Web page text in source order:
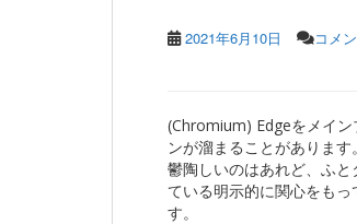
2021年6月10日 コメ
(Chromium) Edgeをメイ
ンが溜まることがありま
鬱陶しいのはあれど、ふ
ている明示的に関心をも
す。